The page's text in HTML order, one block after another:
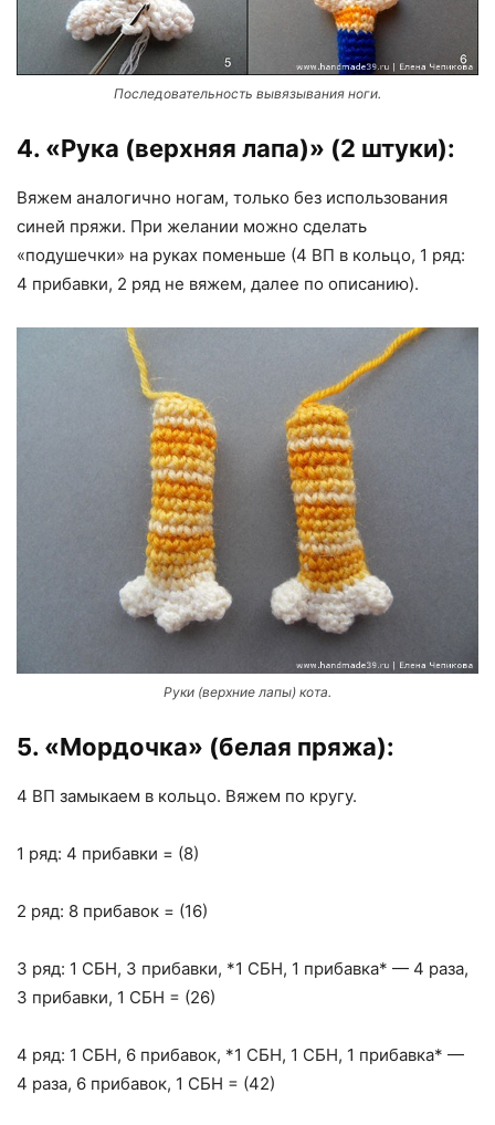
Последовательность вывязывания ноги.
4. «Рука (верхняя лапа)» (2 штуки):
Вяжем аналогично ногам, только без использования
синей пряжи. При желании можно сделать
«подушечки» на руках поменьше (4 ВП в кольцо, 1 ряд:
4 прибавки, 2 ряд не вяжем, далее по описанию).
Руки (верхние лапы) кота.
5. «Мордочка» (белая пряжа):
4 ВП замыкаем в кольцо. Вяжем по кругу.
1 ряд: 4 прибавки = (8)
2 ряд: 8 прибавок = (16)
3 ряд: 1 СБН, 3 прибавки, *1 СБН, 1 прибавка* — 4 раза,
3 прибавки, 1 СБН = (26)
4 ряд: 1 СБН, 6 прибавок, *1 СБН, 1 СБН, 1 прибавка* —
4 раза, 6 прибавок, 1 СБН = (42)